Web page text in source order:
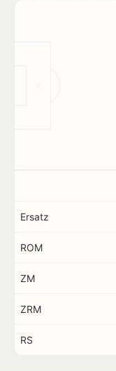
Ersatz
ROM
ZM
ZRM
RS